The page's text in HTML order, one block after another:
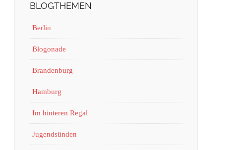
BLOGTHEMEN
Berlin
Blogonade
Brandenburg
Hamburg
Im hinteren Regal
Jugendsünden